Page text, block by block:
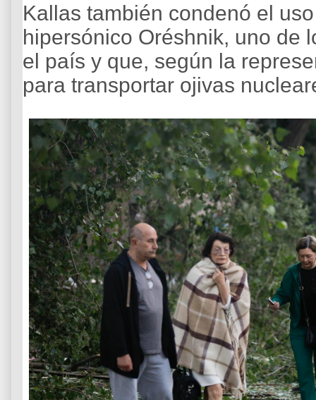
Kallas también condenó el
hipersónico Oréshnik, uno de
el país y que, según la
para transportar ojivas